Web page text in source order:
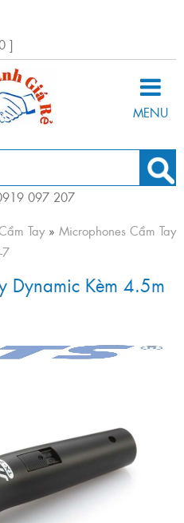
]
MENU
097 207
Tay» Microphones Cầm Tay
7
Dynamic Kèm 4.5m